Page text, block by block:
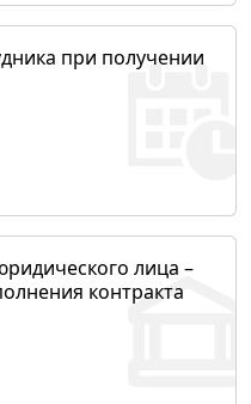
при получении
лица –
контракта